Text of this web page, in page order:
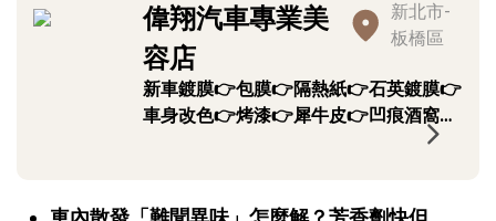
偉翔汽車專業美
容店
新北市-
板橋區
新車鍍膜👉包膜👉隔熱紙👉石英鍍膜👉
車身改色👉烤漆👉犀牛皮👉凹痕酒窩修
復，都需要提早預約~👉車用各大品牌安